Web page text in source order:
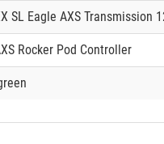
SL Eagle AXS Transmission
Rocker Pod Controller